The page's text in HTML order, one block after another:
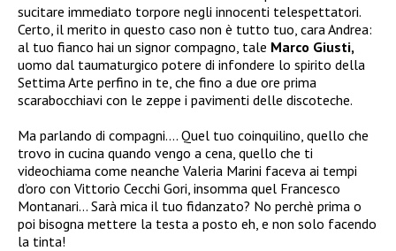
sucitare immediato torpore negli innocenti telespettatori.
Certo, il merito in questo caso non è tutto tuo, cara Andrea:
al tuo fianco hai un signor compagno, tale Marco Giusti,
uomo dal taumaturgico potere di infondere lo spirito della
Settima Arte perfino in te, che fino a due ore prima
scarabocchiavi con le zeppe i pavimenti delle discoteche.
Ma parlando di compagni…. Quel tuo coinquilino, quello che
trovo in cucina quando vengo a cena, quello che ti
videochiama come neanche Valeria Marini faceva ai tempi
d’oro con Vittorio Cecchi Gori, insomma quel Francesco
Montanari… Sarà mica il tuo fidanzato? No perchè prima o
poi bisogna mettere la testa a posto eh, e non solo facendo
la tinta!